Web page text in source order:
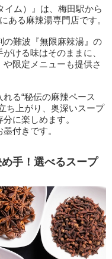
イム）』は、梅田駅から
ある麻辣湯専門店です。
の難波『無限麻辣湯』の
ける味はそのままに、
限定メニューも提供さ
る“秘伝の麻辣ペース
ち上がり、奥深いスープ
に楽しめます。
付きです。
手！選べるスープ